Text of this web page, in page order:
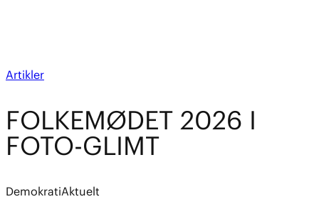
Artikler
FOLKEMØDET 2026 I
FOTO-GLIMT
DemokratiAktuelt